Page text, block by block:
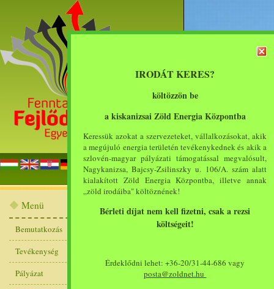
IRODÁT KERES?
költözzön be
a kiskanizsai Zöld Energia Központba
Keressük azokat a szervezeteket, vállalkozásokat, akik
a megújuló energia területén tevékenykednek és akik a
szlovén-magyar pályázati támogatással megvalósult,
Nagykanizsa, Bajcsy-Zsilinszky u. 106/A. szám alatt
kialakított Zöld Energia Központba, illetve annak
„zöld irodáiba" költöznének!
Bérleti díjat nem kell fizetni, csak a rezsi
költségeit!
Érdeklődni lehet: +36-20/31-44-686 vagy
posta@zoldnet.hu
főoldal
Menü
Bemutatkozás
Tevékenység
Pályázat
2010. július 31.
Központba
Keressük azokat a civil